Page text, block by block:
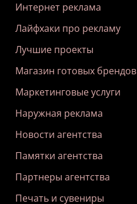
Интернет реклама
Лайфхаки про рекламу
Лучшие проекты
Магазин готовых брендов
Маркетинговые услуги
Наружная реклама
Новости агентства
Памятки агентства
Партнеры агентства
Печать и сувениры